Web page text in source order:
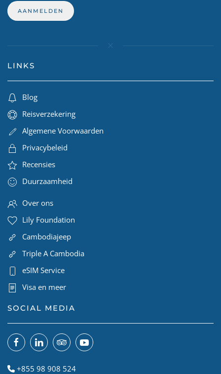
LINKS
Blog
Reisverzekering
Algemene Voorwaarden
Privacybeleid
Recensies
Duurzaamheid
Over ons
Lily Foundation
Cambodiajeep
Triple A Cambodia
eSIM Service
Visa en meer
SOCIAL MEDIA
+855 98 908 524